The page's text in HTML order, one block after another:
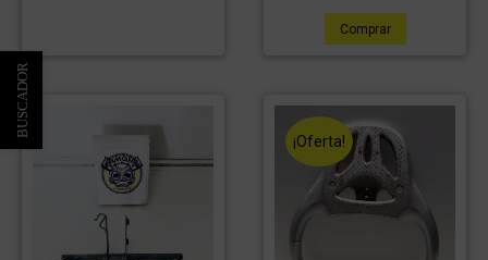
Comprar
¡Oferta!